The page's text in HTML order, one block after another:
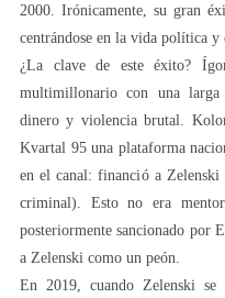
2000. Irónicamente, su gran
centrándose en la vida política y
¿La clave de este éxito?
multimillonario con una
dinero y violencia brutal.
Kvartal 95 una plataforma
en el canal: financió a
criminal). Esto no era
posteriormente sancionado
a Zelenski como un peón.
En 2019, cuando Zelenski